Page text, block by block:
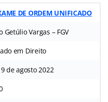
DE ORDEM UNIFICADO
Getúlio Vargas – FGV
em Direito
de agosto 2022